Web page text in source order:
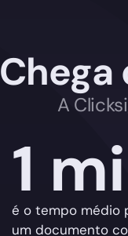
A
1
é o tempo médio
um documento